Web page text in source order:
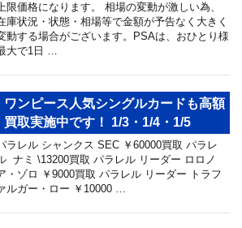
限価格になります。 相場の変動が激しい為、
庫状況・状態・相場等で金額が予告なく大きく
動する場合がございます。PSAは、おひとり様
大で1日 …
ワンピース人気シングルカードも高額
買取実施中です！ 1/3・1/4・1/5
ラレル シャンクス SEC ￥60000買取 パラレ
ナミ \13200買取 パラレル リーダー ロロノ
・ゾロ ￥9000買取 パラレル リーダー トラフ
ルガー・ロー ￥10000 …